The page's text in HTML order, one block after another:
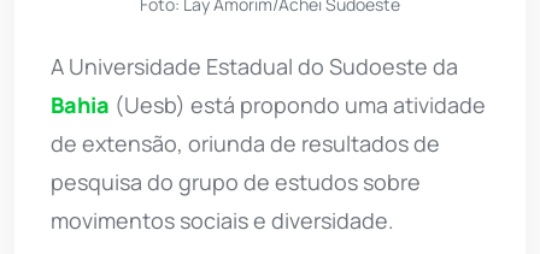
A Universidade Estadual do Sudoeste da
Bahia (Uesb) está propondo uma atividade
de extensão, oriunda de resultados de
pesquisa do grupo de estudos sobre
movimentos sociais e diversidade.